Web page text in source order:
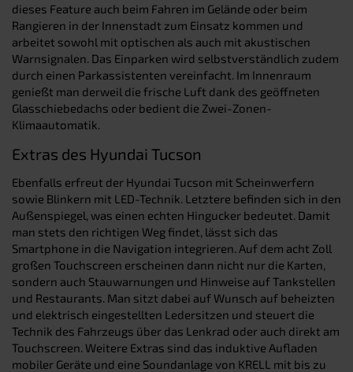
dieses Feature auch beim Fahren im Gelände oder beim
Rangieren in der Innenstadt zum Einsatz kommen und
arbeitet sowohl mit optischen als auch mit akustischen
Warnsignalen. Das Einparken wird selbstverständlich zudem
durch einen Parkassistenten vereinfacht. Im Innenraum
genießt man derweil die frische Luft dank des geöffneten
Glasschiebedachs oder bedient die Zwei-Zonen-
Klimaautomatik.
Extras des Hyundai Tucson
Ebenfalls erfreut der Hyundai Tucson mit Scheinwerfern
sowie Blinkern mit LED-Technik. Letztere befinden sich in den
Außenspiegel, was einen echten Hingucker bedeutet. Damit
man stets den richtigen Weg findet, lässt sich das
Smartphone in die Navigation integrieren. Auf dem acht Zoll
großen Touchscreen erscheinen dann nicht nur die Karten,
sondern auch Stauwarnungen und Hinweise auf Tankstellen
und Restaurants. Man sitzt dabei auf Wunsch auf beheizten
und elektrisch eingestellten Ledersitzen und steuert die
Technik des Fahrzeugs über das Lenkrad oder auch direkt am
Touchscreen. Weitere Extras sind das induktive Aufladen
mobiler Geräte und eine Soundanlage von KRELL mit bis zu